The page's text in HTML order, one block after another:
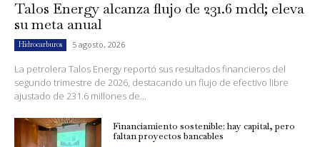
Talos Energy alcanza flujo de 231.6 mdd; eleva
su meta anual
Hidrocarburos 5 agosto, 2026
La petrolera Talos Energy reportó sus resultados financieros del
segundo trimestre de 2026, destacando un flujo de efectivo libre
ajustado de 231.6 millones de...
Financiamiento sostenible: hay capital, pero
faltan proyectos bancables